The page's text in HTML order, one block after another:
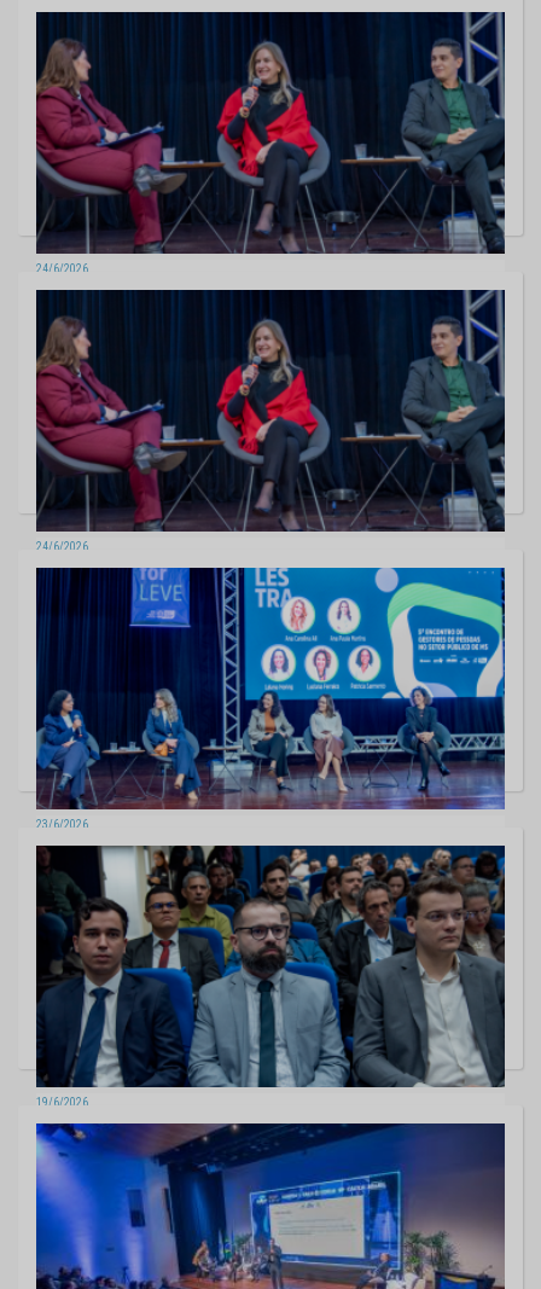
Boa prática do TCE de Rondônia orienta na ampliação de vagas em
creches de MS
19 fotos
24/6/2026
TCE-MS destaca pioneirismo no cuidado ao servidor em encontro de
gestão pública
11 fotos
24/6/2026
TCE-MS destaca pioneirismo no cuidado ao servidor em encontro de
gestão pública
11 fotos
23/6/2026
TCE-MS participa de encontro que debate inovação e desenvolvimento
de pessoas no setor público
5 fotos
19/6/2026
Especialista nacional em proteção de dados destaca papel do poder
público em palestra promovida pelo TCE-MS
9 fotos